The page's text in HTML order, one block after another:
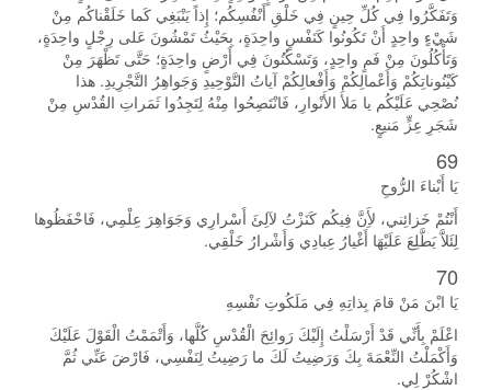
وَتَفَكَّرُوا فِي كُلِّ حِينٍ فِي خَلْقِ أَنْفُسِكُم؛ إِذاً يَنْبَغِي كَما خَلَقْناكُم مِنْ
شَيْءٍ واحِدٍ أَنْ تَكُونُوا كَنَفْسٍ واحِدَةٍ، بِحَيْثُ تَمْشُونَ عَلى رِجْلٍ واحِدَةٍ،
وَتَأْكُلُونَ مِنْ فَمٍ واحِدٍ، وَتَسْكُنُونَ فِي أَرْضٍ واحِدَةٍ؛ حَتَّى تَظْهَرَ مِنْ
كَيْنُوناتِكُمْ وَأَعْمالِكُمْ وَأَفْعالِكُمْ آياتُ التَّوْحِيدِ وَجَواهِرُ التَّجْرِيدِ. هذا
نُصْحِي عَلَيْكُم يا مَلأَ الأَنْوارِ، فَانْتَصِحُوا مِنْهُ لِتَجِدُوا ثَمَراتِ القُدْسِ مِنْ
شَجَرِ عِزٍّ مَنيعٍ.
69
يَا أَبْناءَ الرُّوحِ
أَنْتُمْ خَزائِني، لأَِنَّ فِيكُم كَنَزْتُ لآلِئَ أَسْرارِي وَجَوَاهِرَ عِلْمِي، فَاحْفَظُوها
لِئَلاَّ يَطَّلِعَ عَلَيْهَا أَغْيارُ عِبادِي وَأَشْرارُ خَلْقِي.
70
يَا ابْنَ مَنْ قامَ بِذاتِهِ فِي مَلَكُوتِ نَفْسِهِ
اعْلَمْ بِأَنِّي قَدْ أَرْسَلْتُ إِلَيْكَ رَوائِحَ الْقُدْسِ كُلَّها، وَأَتْمَمْتُ الْقَوْلَ عَلَيْكَ
وَأَكْمَلْتُ النِّعْمَةَ بِكَ وَرَضِيتُ لَكَ ما رَضِيتُ لِنَفْسِي، فَارْضَ عَنِّي ثُمَّ
اشْكُرْ لِي.